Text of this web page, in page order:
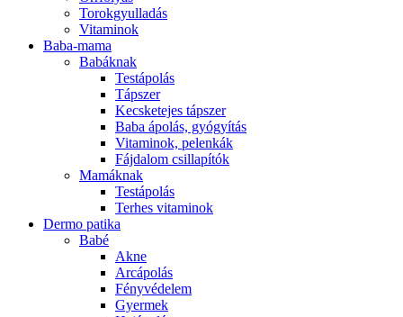
Torokgyulladás
Vitaminok
Baba-mama
Babáknak
Testápolás
Tápszer
Kecsketejes tápszer
Baba ápolás, gyógyítás
Vitaminok, pelenkák
Fájdalom csillapítók
Mamáknak
Testápolás
Terhes vitaminok
Dermo patika
Babé
Akne
Arcápolás
Fényvédelem
Gyermek